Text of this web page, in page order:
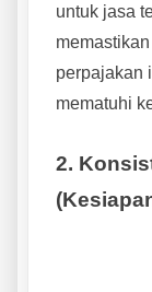
untuk jasa
perpajakan
mematuhi
2.